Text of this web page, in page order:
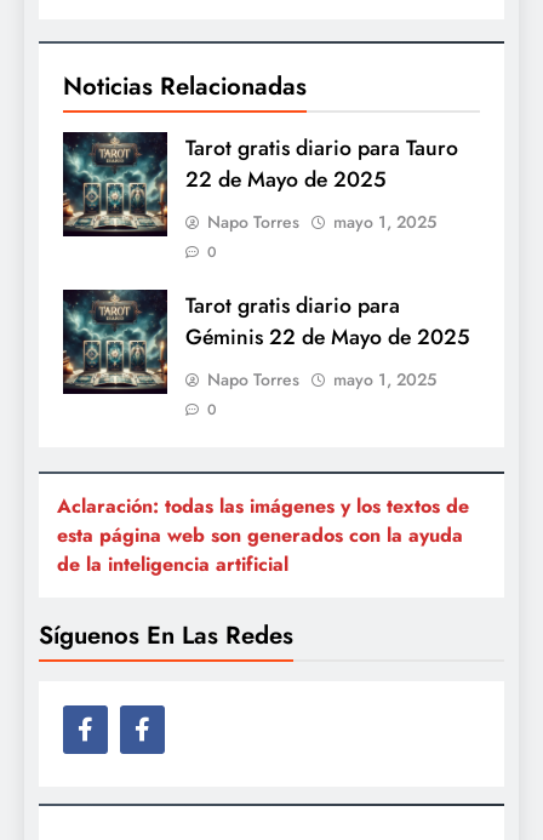
Noticias Relacionadas
Tarot gratis diario para Tauro
22 de Mayo de 2025
Napo Torres mayo 1, 2025
0
Tarot gratis diario para
Géminis 22 de Mayo de 2025
Napo Torres mayo 1, 2025
0
Aclaración: todas las imágenes y los textos de
esta página web son generados con la ayuda
de la inteligencia artificial
Síguenos En Las Redes